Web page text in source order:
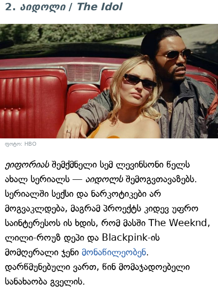
2. აიდოლი/ The Idol
ფოტო: HBO
ეიფორიასშემქმნელი სემ ლევინსონი წელს
ახალ სერიალს — აიდოლსშემოგვთავაზებს.
სერიალში სექსი და ნარკოტიკები არ
მოგვაკლდება, მაგრამ პროექტს კიდევ უფრო
საინტერესოს ის ხდის, რომ მასში The Weeknd,
ლილი-როუზ დეპი და Blackpink-ის
მომღერალი ჯენი მონაწილეობენ.
დარწმუნებული ვართ, წინ მომაჯადოებელი
სანახაობა გველის.